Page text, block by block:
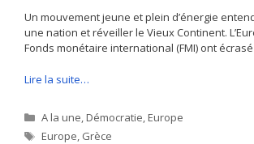
Un mouvement jeune et plein d’énergie
une nation et réveiller le Vieux Continent.
Fonds monétaire international (FMI) ont
Lire la suite…
Catégories
A la une,Démocratie,Europe
Étiquettes
Europe, Grèce